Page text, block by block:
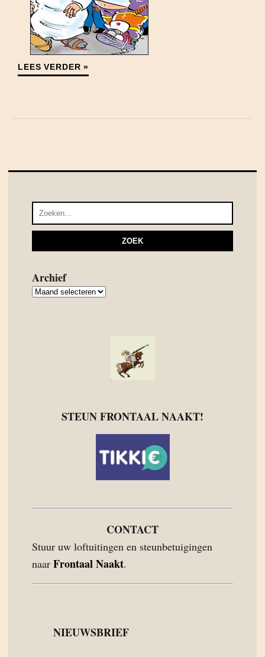
LEES VERDER »
Archief
Archief
STEUN FRONTAAL NAAKT!
CONTACT
Stuur uw loftuitingen en steunbetuigingen
naar Frontaal Naakt.
NIEUWSBRIEF